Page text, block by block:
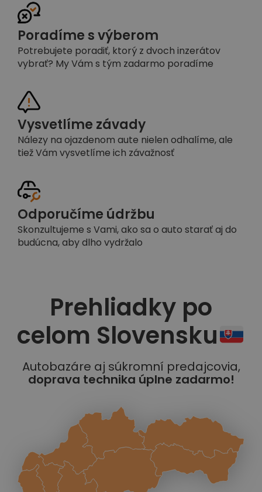
Poradíme s výberom
Potrebujete poradiť, ktorý z dvoch inzerátov
vybrať? My Vám s tým zadarmo poradíme
Vysvetlíme závady
Nálezy na ojazdenom aute nielen odhalíme, ale
tiež Vám vysvetlíme ich závažnosť
Odporučíme údržbu
Skonzultujeme s Vami, ako sa o auto starať aj do
budúcna, aby dlho vydržalo
Prehliadky po
celom Slovensku
Autobazáre aj súkromní predajcovia,
doprava technika úplne zadarmo!